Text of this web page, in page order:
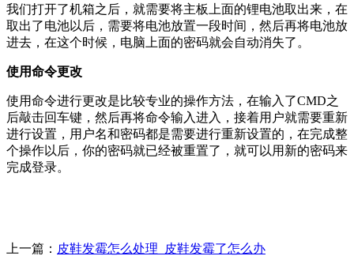
我们打开了机箱之后，就需要将主板上面的锂电池取出来，在
取出了电池以后，需要将电池放置一段时间，然后再将电池放
进去，在这个时候，电脑上面的密码就会自动消失了。
使用命令更改
使用命令进行更改是比较专业的操作方法，在输入了CMD之
后敲击回车键，然后再将命令输入进入，接着用户就需要重新
进行设置，用户名和密码都是需要进行重新设置的，在完成整
个操作以后，你的密码就已经被重置了，就可以用新的密码来
完成登录。
上一篇： 皮鞋发霉怎么处理_皮鞋发霉了怎么办